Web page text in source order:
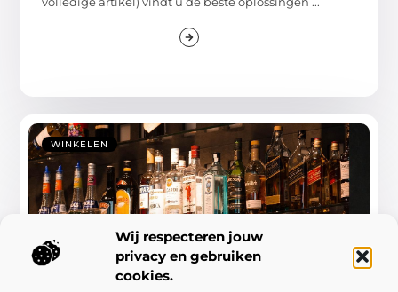
Wij respecteren jouw
privacy en gebruiken
cookies.
WINKELEN